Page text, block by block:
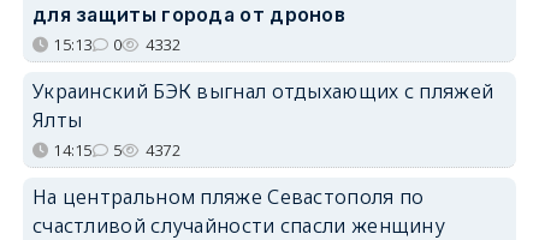
для защиты города от дронов
15:13 0 4332
Украинский БЭК выгнал отдыхающих с пляжей
Ялты
14:15 5 4372
На центральном пляже Севастополя по
счастливой случайности спасли женщину